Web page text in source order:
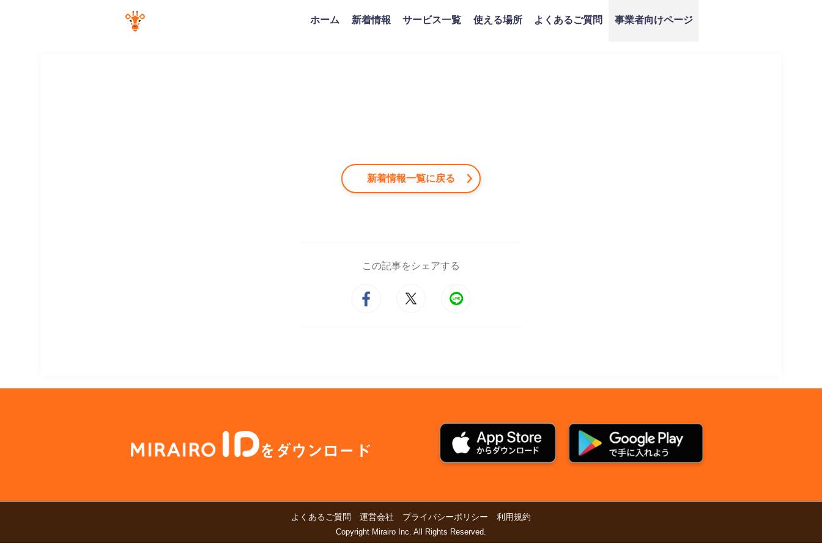
ホーム 新着情報 サービス一覧 使える場所 よくあるご質問 事業者向けページ
新着情報一覧に戻る
この記事をシェアする
をダウンロード
よくあるご質問 運営会社 プライバシーポリシー 利用規約
Copyright Mirairo Inc. All Rights Reserved.